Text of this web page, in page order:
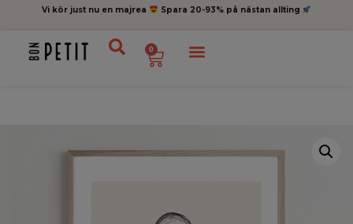
Vi kör just nu en majrea Spara 20-93% på nästan allting
0